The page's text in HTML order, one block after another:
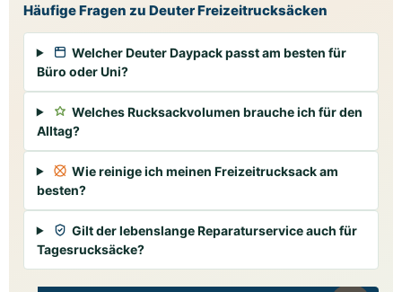
Häufige Fragen zu Deuter Freizeitrucksäcken
Welcher Deuter Daypack passt am besten für
Büro oder Uni?
Welches Rucksackvolumen brauche ich für den
Alltag?
Wie reinige ich meinen Freizeitrucksack am
besten?
Gilt der lebenslange Reparaturservice auch für
Tagesrucksäcke?